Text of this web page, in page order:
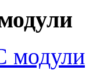
модули